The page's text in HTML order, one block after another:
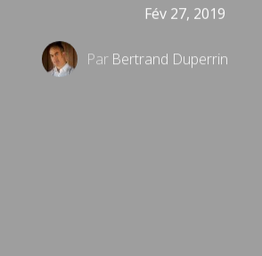
Fév 27, 2019
Par Bertrand Duperrin